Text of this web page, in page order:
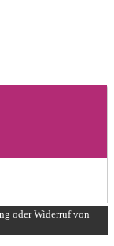
oder Widerruf von